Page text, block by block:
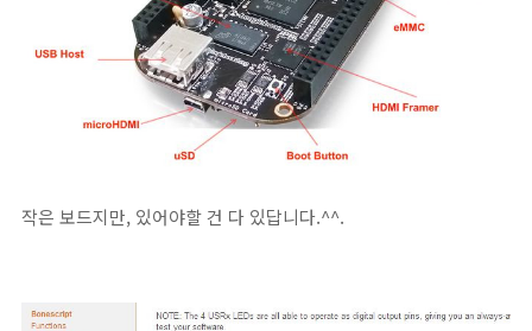
작은 보드지만, 있어야할 건 다 있답니다.^^.